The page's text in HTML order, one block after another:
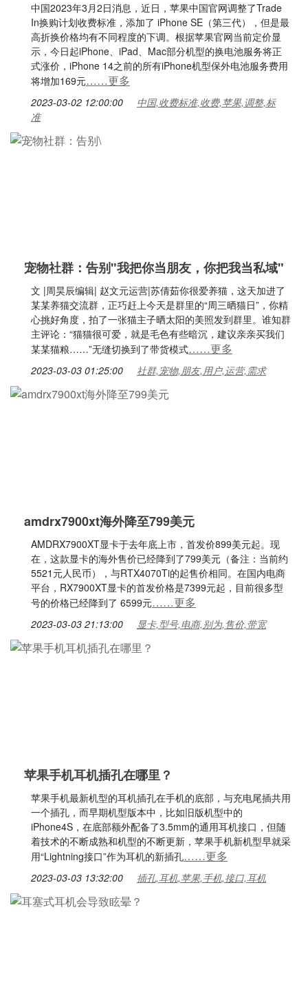
中国2023年3月2日消息，近日，苹果中国官网调整了Trade
In换购计划收费标准，添加了 iPhone SE（第三代），但是最
高折换价格均有不同程度的下调。根据苹果官网当前定价显
示，今日起iPhone、iPad、Mac部分机型的换电池服务将正
式涨价，iPhone 14之前的所有iPhone机型保外电池服务费用
将增加169元……更多
2023-03-02 12:00:00
中国,收费标准,收费,苹果,调整,标
准
宠物社群：告别"我把你当朋友，你把我当私域"
文 |周昊辰编辑| 赵文元运营|苏倩茹你很爱养猫，这天加进了
某某养猫交流群，正巧赶上今天是群里的“周三晒猫日”，你精
心挑好角度，拍了一张猫主子晒太阳的美照发到群里。谁知群
主评论：“猫猫很可爱，就是毛色有些暗沉，建议亲亲买我们
某某猫粮……”无缝切换到了带货模式……更多
2023-03-03 01:25:00 社群,宠物,朋友,用户,运营,需求
amdrx7900xt海外降至799美元
AMDRX7900XT显卡于去年底上市，首发价899美元起。现
在，这款显卡的海外售价已经降到了799美元（备注：当前约
5521元人民币），与RTX4070Ti的起售价相同。在国内电商
平台，RX7900XT显卡的首发价格是7399元起，目前很多型
号的价格已经降到了 6599元……更多
2023-03-03 21:13:00 显卡,型号,电商,别为,售价,带宽
苹果手机耳机插孔在哪里？
苹果手机最新机型的耳机插孔在手机的底部，与充电尾插共用
一个插孔，而早期机型版本中，比如旧版机型中的
iPhone4S，在底部额外配备了3.5mm的通用耳机接口，但随
着技术的不断成熟和机型的不断更新，苹果手机新机型早就采
用“Lightning接口”作为耳机的新插孔……更多
2023-03-03 13:32:00 插孔,耳机,苹果,手机,接口,耳机